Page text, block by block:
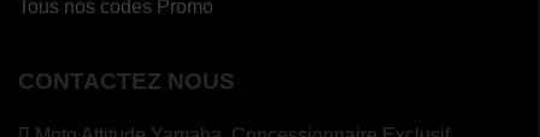
Tous nos codes Promo
CONTACTEZ NOUS